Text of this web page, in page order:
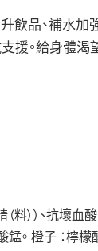
飲品、補水加
援。給身體渴
料））、抗壞血酸
。 橙子 ：檸檬